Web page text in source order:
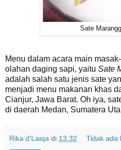
Sate
Menu dalam acara main
olahan daging sapi, yaitu Sate
adalah salah satu jenis sate
menjadi menu makanan khas
Cianjur, Jawa Barat. Oh iya,
di daerah Medan, Sumatera
Rika d'Laiqa di 13.32 Tidak ada